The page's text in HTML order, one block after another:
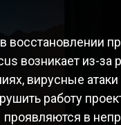
восстановлении
возникает из-за
вирусные
работу
в